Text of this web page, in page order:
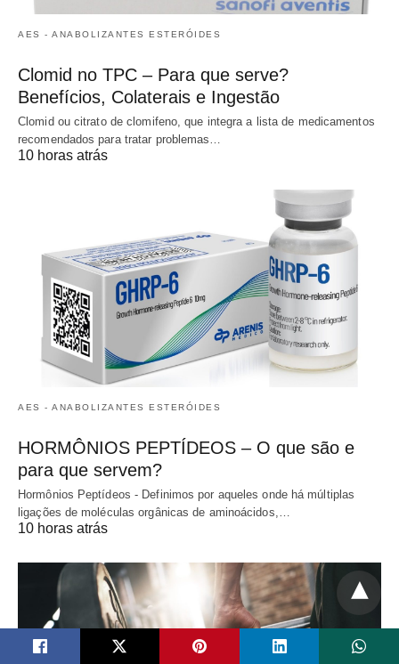
AES - ANABOLIZANTES ESTERÓIDES
Clomid no TPC – Para que serve?
Benefícios, Colaterais e Ingestão
Clomid ou citrato de clomifeno, que integra a lista de medicamentos
recomendados para tratar problemas…
10 horas atrás
AES - ANABOLIZANTES ESTERÓIDES
HORMÔNIOS PEPTÍDEOS – O que são e
para que servem?
Hormônios Peptídeos - Definimos por aqueles onde há múltiplas
ligações de moléculas orgânicas de aminoácidos,…
10 horas atrás